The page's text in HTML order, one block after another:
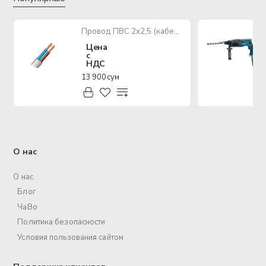
Провод ПВС 2х2,5 (кабель медный многожильный)
Цена
с
НДС
13 900 сум
О нас
О нас
Блог
ЧаВо
Политика безопасности
Условия пользования сайтом